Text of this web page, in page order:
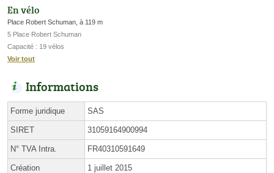
En vélo
Place Robert Schuman, à 119 m
5 Place Robert Schuman
Capacité : 19 vélos
Voir tout
Informations
Forme juridique SAS
SIRET 31059164900994
N° TVA Intra. FR40310591649
Création 1 juillet 2015